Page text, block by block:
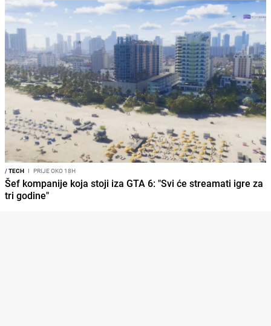
/TECH I PRIJE OKO 18H
Šef kompanije koja stoji iza GTA 6: "Svi će streamati igre za
tri godine"